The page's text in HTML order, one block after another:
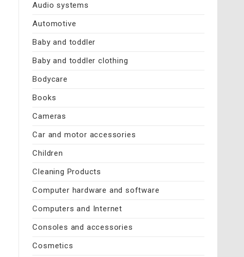
Audio systems
Automotive
Baby and toddler
Baby and toddler clothing
Bodycare
Books
Cameras
Car and motor accessories
Children
Cleaning Products
Computer hardware and software
Computers and Internet
Consoles and accessories
Cosmetics